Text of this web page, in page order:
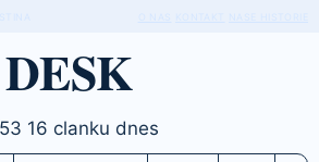
16 clanku dnes